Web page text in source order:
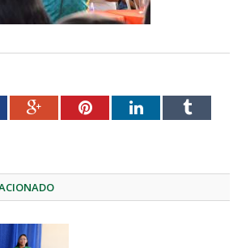
Google+PinterestLinkedInTumblr